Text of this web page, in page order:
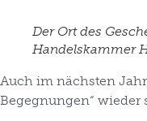
Der Ort des
Handelskammer
Auch im nächsten
Begegnungen“ wieder